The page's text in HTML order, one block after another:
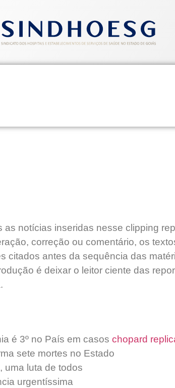
as notícias inseridas nesse clipping
correção ou comentário, os
citados antes da sequência das
é deixar o leitor ciente das
é 3º no País em casos chopard
sete mortes no Estado
uma luta de todos
urgentíssima